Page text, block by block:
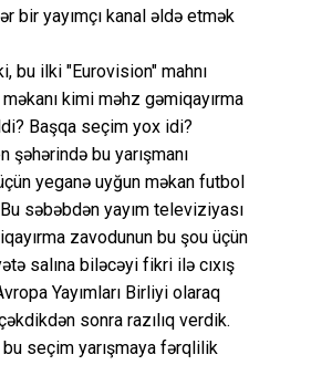
bir yayımçı kanal əldə etmək
bu ilki "Eurovision" mahnı
məkanı kimi məhz gəmiqayırma
Başqa seçim yox idi?
şəhərində bu yarışmanı
yeganə uyğun məkan futbol
səbəbdən yayım televiziyası
zavodunun bu şou üçün
salına biləcəyi fikri ilə cıxış
Yayımları Birliyi olaraq
sonra razılıq verdik.
seçim yarışmaya fərqlilik